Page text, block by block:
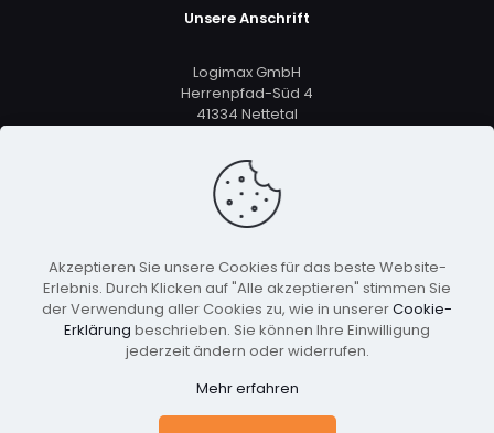
Unsere Anschrift
Logimax GmbH
Herrenpfad-Süd 4
41334 Nettetal
+49 2161 5633 8801
vertrieb@logimax.de
Vorbehalten
Akzeptieren Sie unsere Cookies für das beste Website-
Erlebnis. Durch Klicken auf "Alle akzeptieren" stimmen Sie
der Verwendung aller Cookies zu, wie in unsererCookie-
Erklärung beschrieben. Sie können Ihre Einwilligung
jederzeit ändern oder widerrufen.
Mehr erfahren